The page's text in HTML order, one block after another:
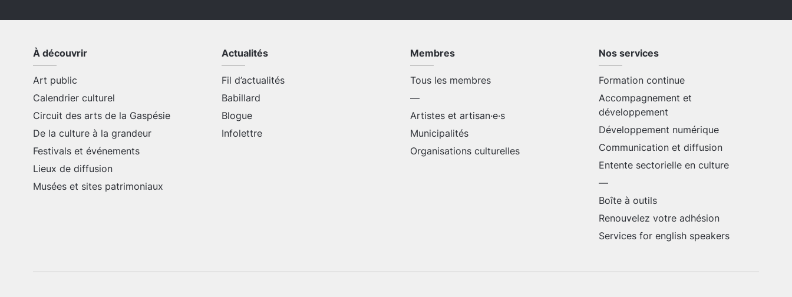
À découvrir
Art public
Calendrier culturel
Circuit des arts de la Gaspésie
De la culture à la grandeur
Festivals et événements
Lieux de diffusion
Musées et sites patrimoniaux
Actualités
Fil d’actualités
Babillard
Blogue
Infolettre
Membres
Tous les membres
—
Artistes et artisan·e·s
Municipalités
Organisations culturelles
Nos services
Formation continue
Accompagnement et
développement
Développement numérique
Communication et diffusion
Entente sectorielle en culture
—
Boîte à outils
Renouvelez votre adhésion
Services for english speakers